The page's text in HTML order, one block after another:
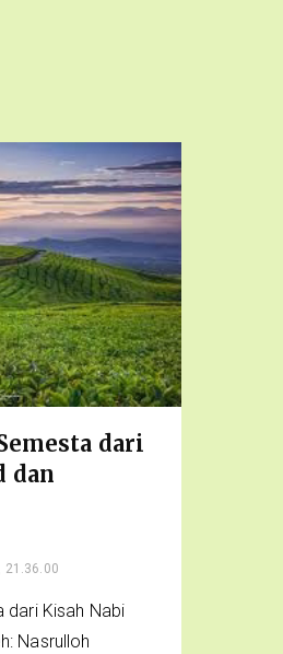
dari
dan
, 21.36.00
dari Kisah Nabi
Nasrulloh